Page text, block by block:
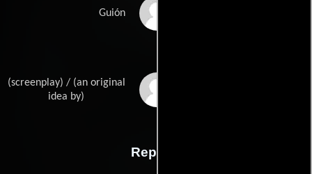
Guión
(screenplay) / (an original
idea by)
Reparto